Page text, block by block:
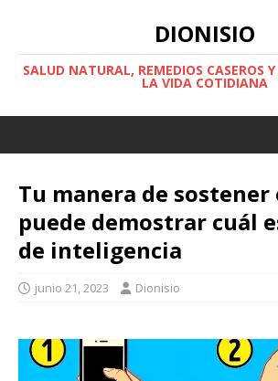
DIONISIO
SALUD NATURAL, REMEDIOS CASEROS
LA VIDA COTIDIANA
Tu manera de
puede demostrar cuál
de inteligencia
junio 21, 2023 Dionisio